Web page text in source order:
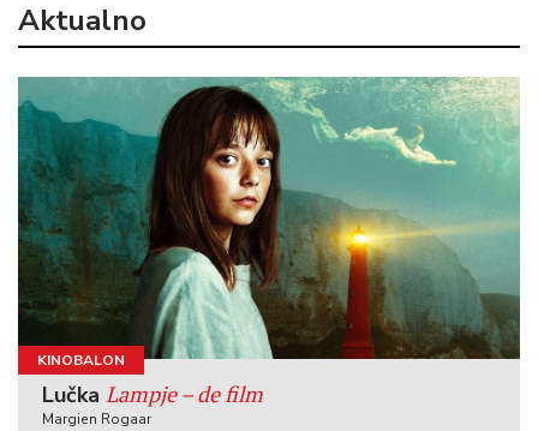
Aktualno
KINOBALON
Lučka Lampje – de film
Margien Rogaar